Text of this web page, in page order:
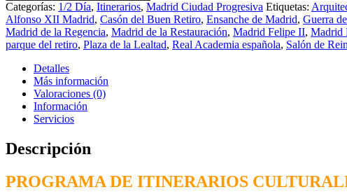
Categorías: 1/2 Día, Itinerarios, Madrid Ciudad Progresiva Etiquetas:
Alfonso XII Madrid, Casón del Buen Retiro, Ensanche de Madrid, Guerra
Madrid de la Regencia, Madrid de la Restauración, Madrid Felipe II, Madrid
parque del retiro, Plaza de la Lealtad, Real Academia española, Salón de
Detalles
Más información
Valoraciones (0)
Información
Servicios
Descripción
PROGRAMA DE ITINERARIOS